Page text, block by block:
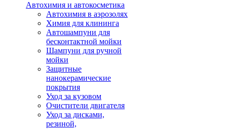
Автохимия и автокосметика
Автохимия в аэрозолях
Химия для клининга
Автошампуни для
бесконтактной мойки
Шампуни для ручной
мойки
Защитные
нанокерамические
покрытия
Уход за кузовом
Очистители двигателя
Уход за дисками,
резиной,